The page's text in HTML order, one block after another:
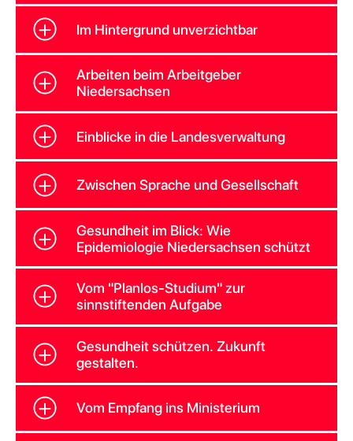
Im Hintergrund unverzichtbar
Arbeiten beim Arbeitgeber
Niedersachsen
Einblicke in die Landesverwaltung
Zwischen Sprache und Gesellschaft
Gesundheit im Blick: Wie
Epidemiologie Niedersachsen schützt
Vom "Planlos-Studium" zur
sinnstiftenden Aufgabe
Gesundheit schützen. Zukunft
gestalten.
Vom Empfang ins Ministerium